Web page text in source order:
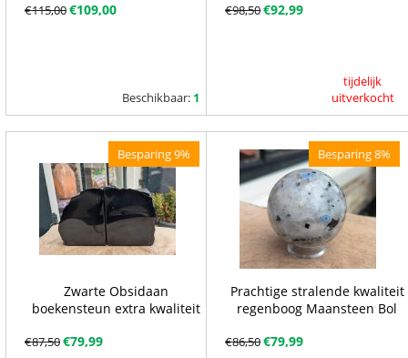
€115,00€109,00
Beschikbaar: 1
tijdelijk
uitverkocht
€98,50€92,99
Besparing 9%
Zwarte Obsidaan
boekensteun extra kwaliteit
€87,50€79,99
Besparing 8%
Prachtige stralende kwaliteit
regenboog Maansteen Bol
€86,50€79,99